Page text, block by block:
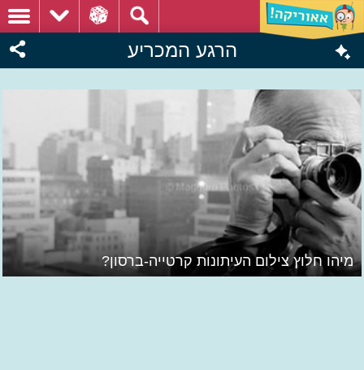
הרגע המכריע
מיהו חלוץ צילום העיתונות קרטייה-ברסון?